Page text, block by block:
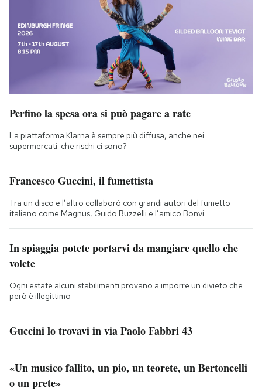
Perfino la spesa ora si può pagare a rate
La piattaforma Klarna è sempre più diffusa, anche nei
supermercati: che rischi ci sono?
Francesco Guccini, il fumettista
Tra un disco e l’altro collaborò con grandi autori del fumetto
italiano come Magnus, Guido Buzzelli e l’amico Bonvi
In spiaggia potete portarvi da mangiare quello che
volete
Ogni estate alcuni stabilimenti provano a imporre un divieto che
però è illegittimo
Guccini lo trovavi in via Paolo Fabbri 43
«Un musico fallito, un pio, un teorete, un Bertoncelli
o un prete»